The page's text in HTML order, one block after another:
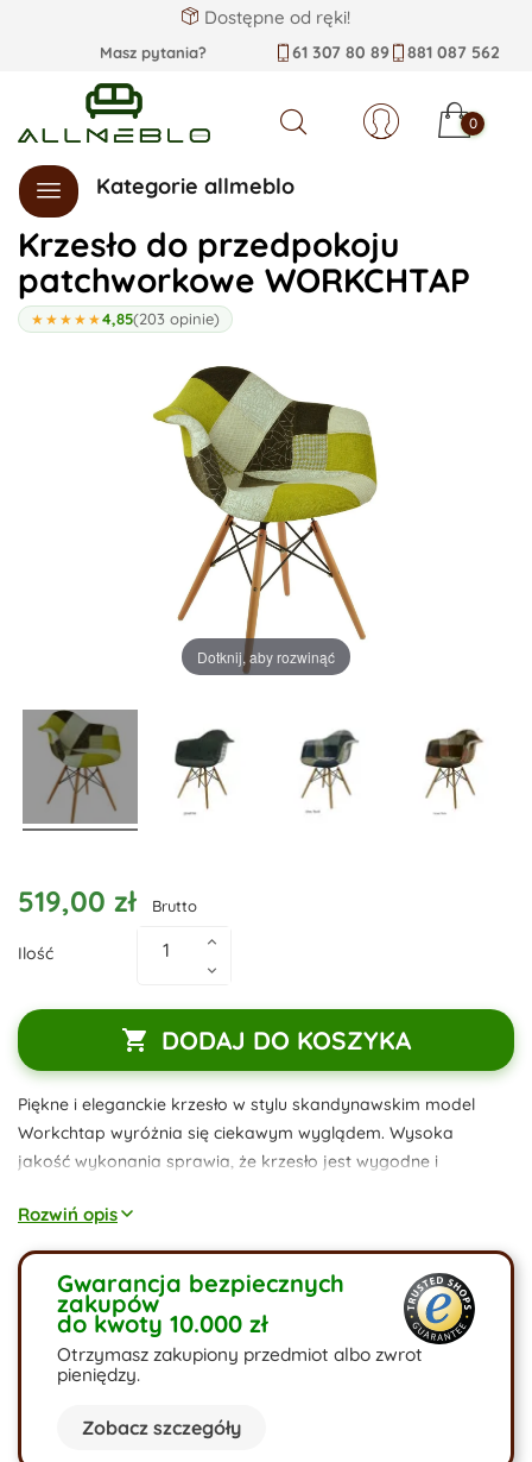
Dostępne od ręki!
Masz pytania? 61 307 80 89 881 087 562
Szukaj 0
Kategorie allmeblo
Krzesło do przedpokoju
patchworkowe WORKCHTAP
★★★★★4,85(203 opinie)
Dotknij, aby rozwinąć
519,00 zł Brutto
Ilość
 DODAJ DO KOSZYKA
Piękne i eleganckie krzesło w stylu skandynawskim model
Workchtap wyróżnia się ciekawym wyglądem. Wysoka
jakość wykonania sprawia, że krzesło jest wygodne i
Rozwiń opis
Gwarancja bezpiecznych
zakupów
do kwoty 10.000 zł
Otrzymasz zakupiony przedmiot albo zwrot
pieniędzy.
Zobacz szczegóły